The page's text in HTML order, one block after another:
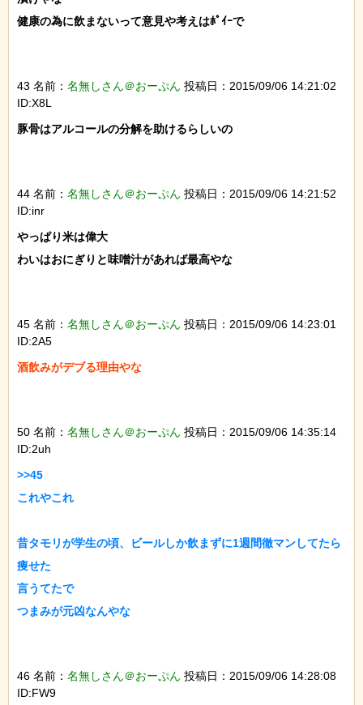
健康の為に飲まないって意見や考えはﾎﾟｲｰで
43 名前： 名無しさん＠おーぷん 投稿日：2015/09/06 14:21:02
ID:X8L
豚骨はアルコールの分解を助けるらしいの
44 名前： 名無しさん＠おーぷん 投稿日：2015/09/06 14:21:52
ID:inr
やっぱり米は偉大
わいはおにぎりと味噌汁があれば最高やな
45 名前： 名無しさん＠おーぷん 投稿日：2015/09/06 14:23:01
ID:2A5
酒飲みがデブる理由やな
50 名前： 名無しさん＠おーぷん 投稿日：2015/09/06 14:35:14
ID:2uh
>>45
これやこれ
昔タモリが学生の頃、ビールしか飲まずに1週間徹マンしてたら
痩せた
言うてたで
つまみが元凶なんやな
46 名前： 名無しさん＠おーぷん 投稿日：2015/09/06 14:28:08
ID:FW9